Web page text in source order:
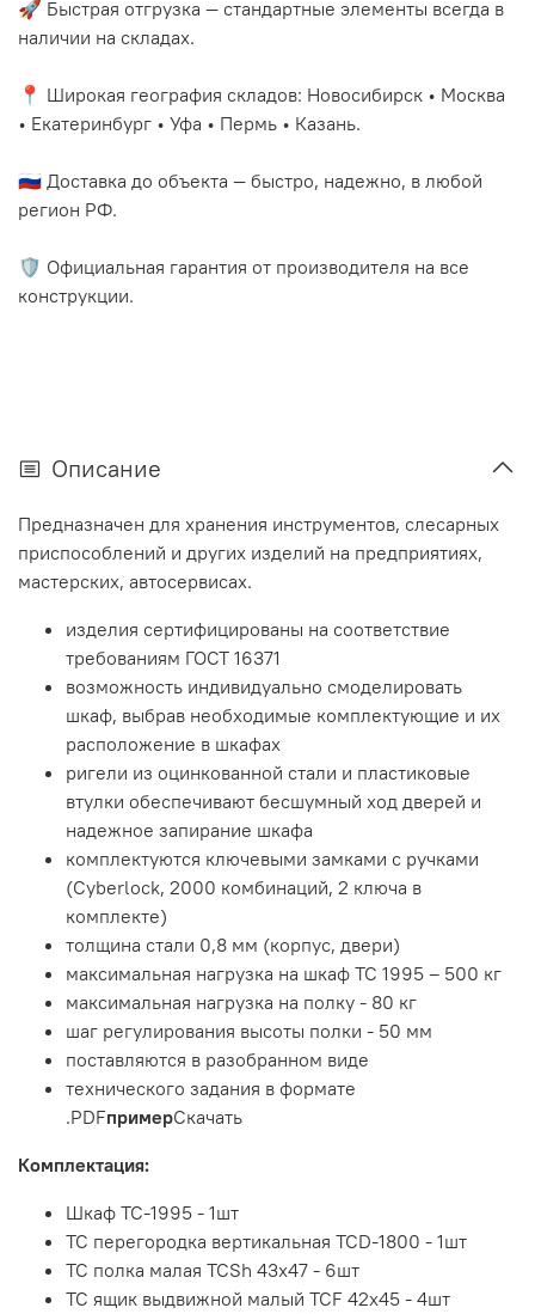
🚀 Быстрая отгрузка — стандартные элементы всегда в
наличии на складах.
📍 Широкая география складов: Новосибирск • Москва
• Екатеринбург • Уфа • Пермь • Казань.
🇷🇺 Доставка до объекта — быстро, надежно, в любой
регион РФ.
🛡️ Официальная гарантия от производителя на все
конструкции.
Описание
Предназначен для хранения инструментов, слесарных
приспособлений и других изделий на предприятиях,
мастерских, автосервисах.
изделия сертифицированы на соответствие
требованиям ГОСТ 16371
возможность индивидуально смоделировать
шкаф, выбрав необходимые комплектующие и их
расположение в шкафах
ригели из оцинкованной стали и пластиковые
втулки обеспечивают бесшумный ход дверей и
надежное запирание шкафа
комплектуются ключевыми замками с ручками
(Cyberlock, 2000 комбинаций, 2 ключа в
комплекте)
толщина стали 0,8 мм (корпус, двери)
максимальная нагрузка на шкаф ТС 1995 – 500 кг
максимальная нагрузка на полку - 80 кг
шаг регулирования высоты полки - 50 мм
поставляются в разобранном виде
технического задания в формате
.PDFпримерСкачать
Комплектация:
Шкаф TC-1995 - 1шт
TC перегородка вертикальная TCD-1800 - 1шт
TC полка малая TCSh 43х47 - 6шт
TC ящик выдвижной малый TCF 42x45 - 4шт